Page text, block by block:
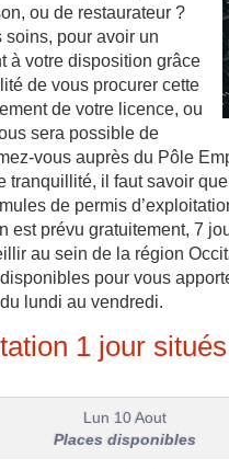
ou de restaurateur ?
soins, pour avoir un
à votre disposition grâce
de vous procurer cette
de votre licence, ou
sera possible de
vous auprès du Pôle
tranquillité, il faut savoir
de permis
est prévu gratuitement, 7
au sein de la région
pour vous
lundi au vendredi.
1 jour
Lun 10 Aout
Places disponibles